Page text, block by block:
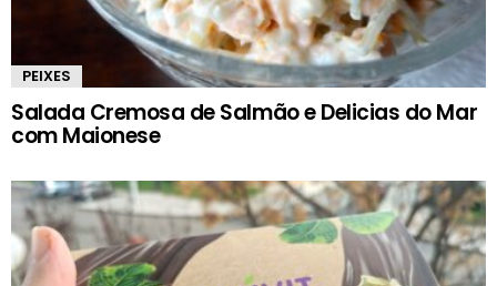
PEIXES
Salada Cremosa de Salmão e Delicias do Mar
com Maionese